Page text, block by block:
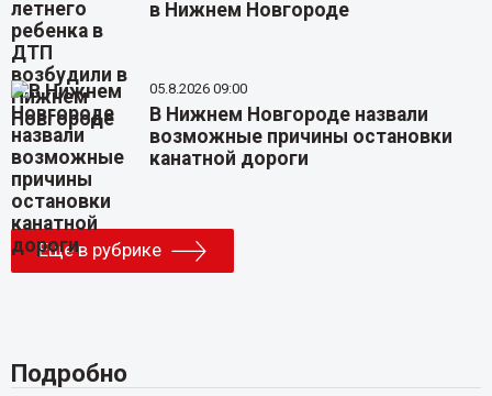
в Нижнем Новгороде
05.8.2026 09:00
В Нижнем Новгороде назвали
возможные причины остановки
канатной дороги
Еще в рубрике
Подробно